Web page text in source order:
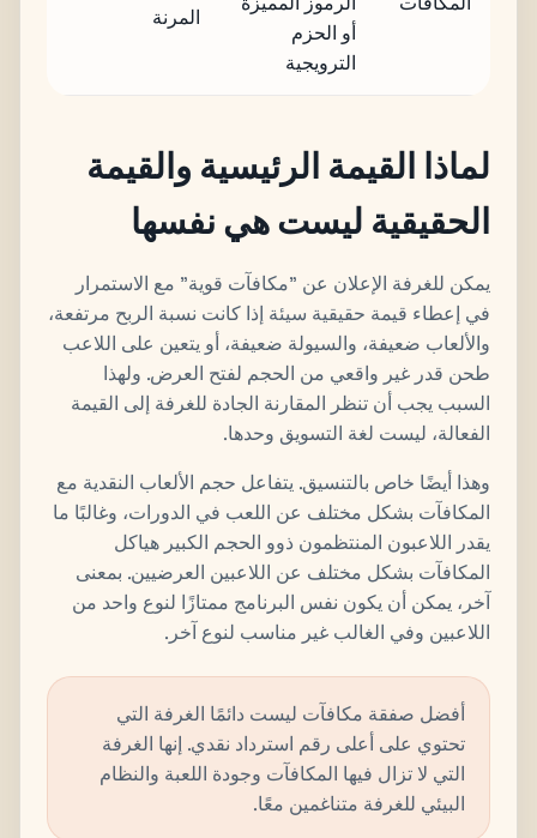
أو الحزم
الترويجية
المرنة
لماذا القيمة الرئيسية والقيمة
الحقيقية ليست هي نفسها
يمكن للغرفة الإعلان عن "مكافآت قوية" مع الاستمرار
في إعطاء قيمة حقيقية سيئة إذا كانت نسبة الربح مرتفعة،
والألعاب ضعيفة، والسيولة ضعيفة، أو يتعين على اللاعب
طحن قدر غير واقعي من الحجم لفتح العرض. ولهذا
السبب يجب أن تنظر المقارنة الجادة للغرفة إلى القيمة
الفعالة، ليست لغة التسويق وحدها.
وهذا أيضًا خاص بالتنسيق. يتفاعل حجم الألعاب النقدية مع
المكافآت بشكل مختلف عن اللعب في الدورات، وغالبًا ما
يقدر اللاعبون المنتظمون ذوو الحجم الكبير هياكل
المكافآت بشكل مختلف عن اللاعبين العرضيين. بمعنى
آخر، يمكن أن يكون نفس البرنامج ممتازًا لنوع واحد من
اللاعبين وفي الغالب غير مناسب لنوع آخر.
أفضل صفقة مكافآت ليست دائمًا الغرفة التي
تحتوي على أعلى رقم استرداد نقدي. إنها الغرفة
التي لا تزال فيها المكافآت وجودة اللعبة والنظام
البيئي للغرفة متناغمين معًا.